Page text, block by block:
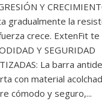
Y
gradualmente la
crece. ExtenFit te
Y SEGURIDAD
La barra
con material
cómodo y seguro,...